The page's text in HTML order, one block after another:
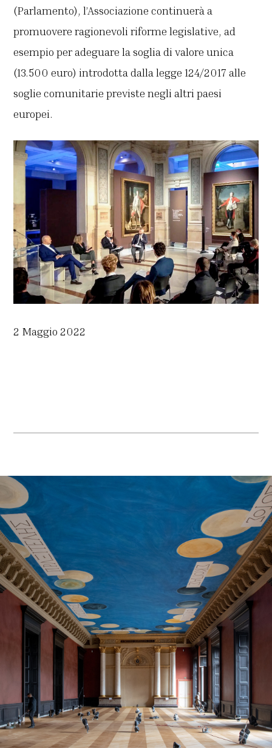
(Parlamento), l’Associazione continuerà a
promuovere ragionevoli riforme legislative, ad
esempio per adeguare la soglia di valore unica
(13.500 euro) introdotta dalla legge 124/2017 alle
soglie comunitarie previste negli altri paesi
europei.
2 Maggio 2022